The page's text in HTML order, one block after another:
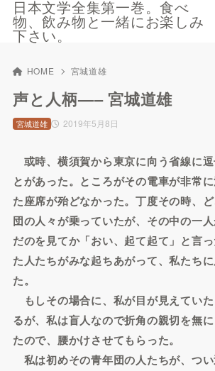
日本文学全集第一巻。食べ
物、飲み物と一緒にお楽しみ
下さい。
HOME 宮城道雄
声と人柄—– 宮城道雄
2019年5月8日
宮城道雄
或時、横須賀から東京に向う省線に
とがあった。ところがその電車が非常
た座席が殆どなかった。丁度その時、
団の人々が乗っていたが、その中の一
だのを見てか「おい、起て起て」と言
た人たちがみな起ちあがって、私たち
た。
もしその場合に、私が目が見えてい
るが、私は盲人なので折角の親切を無
たので、腰かけさせてもらった。
私は初めその青年団の人たちが、つ